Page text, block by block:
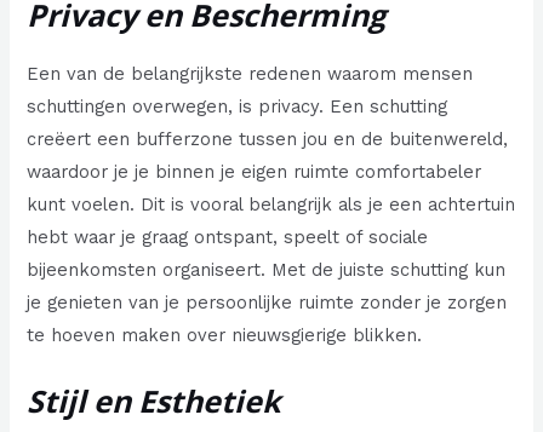
Privacy en Bescherming
Een van de belangrijkste redenen waarom mensen
schuttingen overwegen, is privacy. Een schutting
creëert een bufferzone tussen jou en de buitenwereld,
waardoor je je binnen je eigen ruimte comfortabeler
kunt voelen. Dit is vooral belangrijk als je een achtertuin
hebt waar je graag ontspant, speelt of sociale
bijeenkomsten organiseert. Met de juiste schutting kun
je genieten van je persoonlijke ruimte zonder je zorgen
te hoeven maken over nieuwsgierige blikken.
Stijl en Esthetiek